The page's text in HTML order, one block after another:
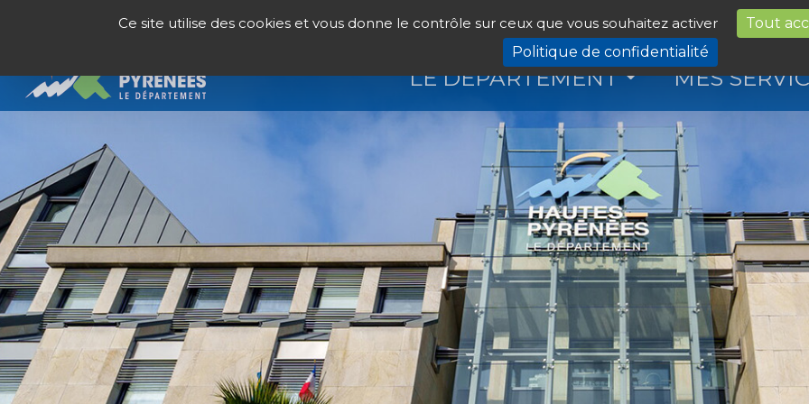
Ce site utilise des cookies et vous donne le contrôle sur ceux que vous souhaitez activer Tout
Politique de confidentialité
LE DÉPARTEMENT MES